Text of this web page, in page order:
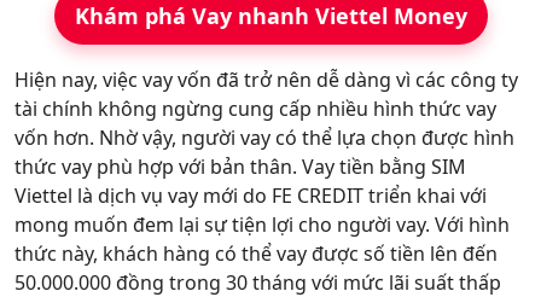
Khám phá Vay nhanh Viettel Money
Hiện nay, việc vay vốn đã trở nên dễ dàng vì các công ty
tài chính không ngừng cung cấp nhiều hình thức vay
vốn hơn. Nhờ vậy, người vay có thể lựa chọn được hình
thức vay phù hợp với bản thân. Vay tiền bằng SIM
Viettel là dịch vụ vay mới do FE CREDIT triển khai với
mong muốn đem lại sự tiện lợi cho người vay. Với hình
thức này, khách hàng có thể vay được số tiền lên đến
50.000.000 đồng trong 30 tháng với mức lãi suất thấp